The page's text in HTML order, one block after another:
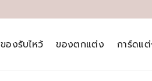
ของรับไหว้ ของตกแต่ง การ์ดแ